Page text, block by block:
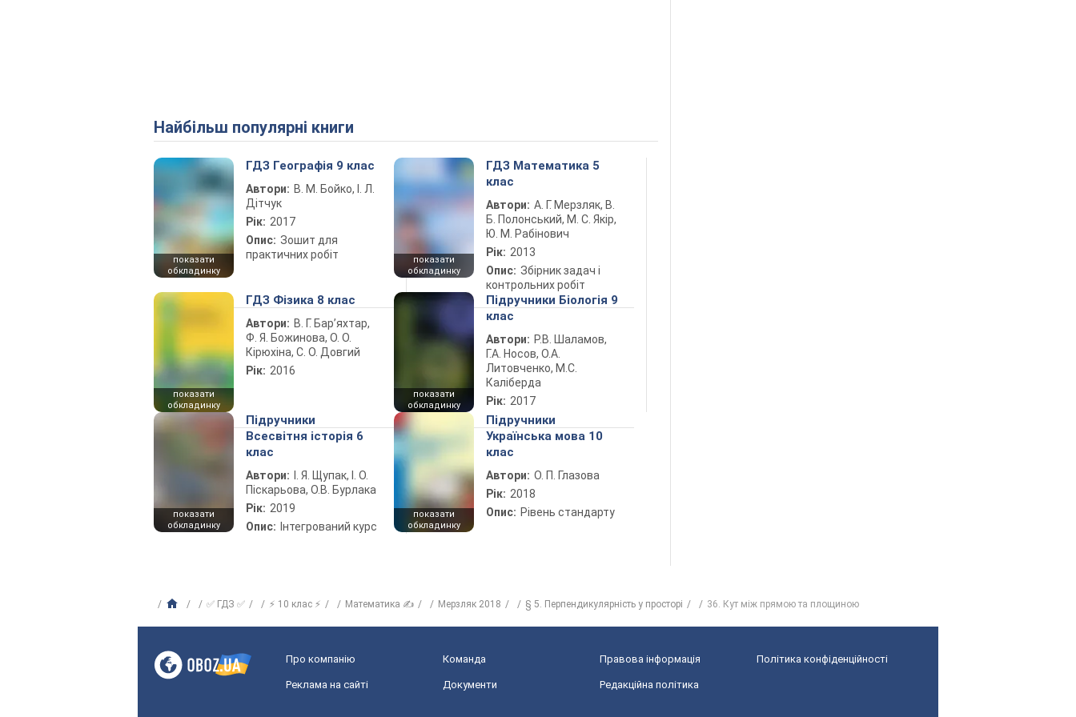
Найбільш популярні книги
показати
обкладинку
ГДЗ Географія 9 клас
Автори: В. М. Бойко, І. Л.
Дітчук
Рік: 2017
Опис: Зошит для
практичних робіт
показати
обкладинку
ГДЗ Математика 5
клас
Автори: А. Г. Мерзляк, В.
Б. Полонський, М. С. Якір,
Ю. М. Рабінович
Рік: 2013
Опис: Збірник задач і
контрольних робіт
показати
обкладинку
ГДЗ Фізика 8 клас
Автори: В. Г. Бар’яхтар,
Ф. Я. Божинова, О. О.
Кірюхіна, С. О. Довгий
Рік: 2016
показати
обкладинку
Підручники Біологія 9
клас
Автори: Р.В. Шаламов,
Г.А. Носов, О.А.
Литовченко, М.С.
Каліберда
Рік: 2017
показати
обкладинку
Підручники
Всесвітня історія 6
клас
Автори:
І. Я. Щупак, І. О.
Піскарьова, О.В. Бурлака
Рік: 2019
Опис: Інтегрований курс
показати
обкладинку
Підручники
Українська мова 10
клас
Автори: О. П. Глазова
Рік: 2018
Опис: Рівень стандарту
✅ ГДЗ ✅ ⚡ 10 клас ⚡ Математика ✍ Мерзляк 2018 § 5. Перпендикулярність у просторі 36. Кут між прямою та площиною
Про компанію Команда Правова інформація Політика конфіденційності
Реклама на сайті Документи Редакційна політика